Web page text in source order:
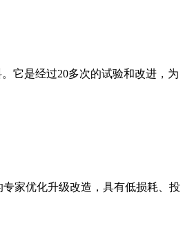
它是经过20多次的试验和改进，为
家优化升级改造，具有低损耗、投